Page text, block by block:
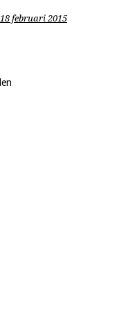
februari 2015